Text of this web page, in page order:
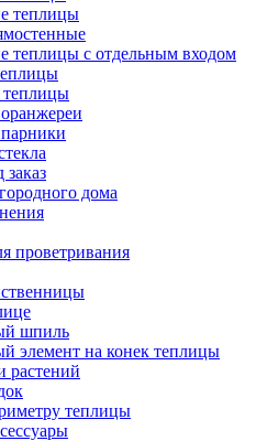
теплицы
теплицы с отдельным входом
дома
проветривания
шпиль
элемент на конек теплицы
растений
теплицы